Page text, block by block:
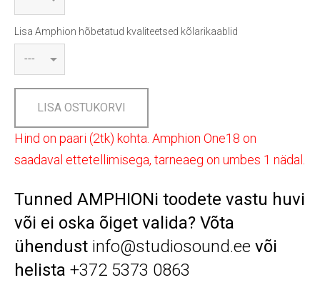
Lisa Amphion hõbetatud kvaliteetsed kõlarikaablid
LISA OSTUKORVI
Hind on paari (2tk) kohta. Amphion One18 on
saadaval ettetellimisega, tarneaeg on umbes 1 nädal.
Tunned AMPHIONi toodete vastu huvi
või ei oska õiget valida? Võta
ühendust info@studiosound.ee või
helista +372 5373 0863